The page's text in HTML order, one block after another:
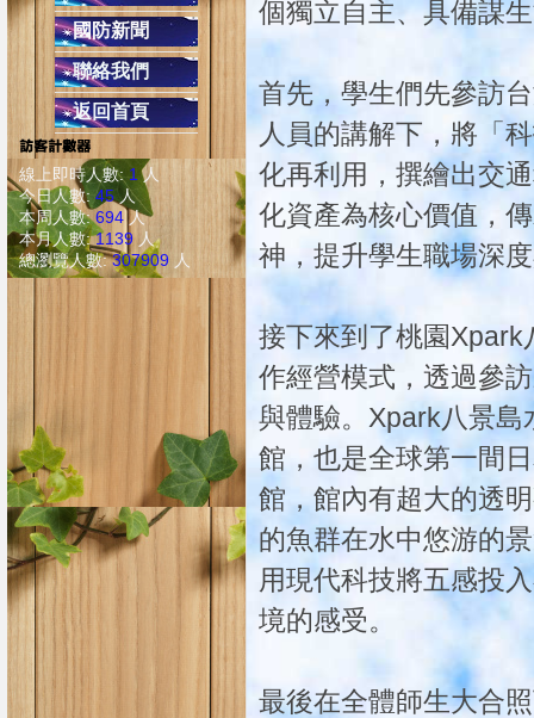
(四)防衛兼備，防止事
同學上學勿單獨太早到校
配合學校作息時間，課餘時避免單獨
在校遇陌生人
遇陌生人問路，可熱心告知，但不必親自引導
校外發現陌生人跟隨，應快速跑至較多人
國防新聞
聯絡我們
返回首頁
線上即時人數:1 人
今日人數: 45人
本周人數:694人
本月人數:1139 人
總瀏覽人數:307909 人
個獨立自主、具備謀
首先，學生們先參訪
人員的講解下，將「
化再利用，撰繪出交
化資產為核心價值，
神，提升學生職場深
接下來到了桃園
作經營模式，透過參
與體驗。Xpark八景
館，也是全球第一間
館，館內有超大的透
的魚群在水中悠游的
用現代科技將五感投
境的感受。
最後在全體師生大合